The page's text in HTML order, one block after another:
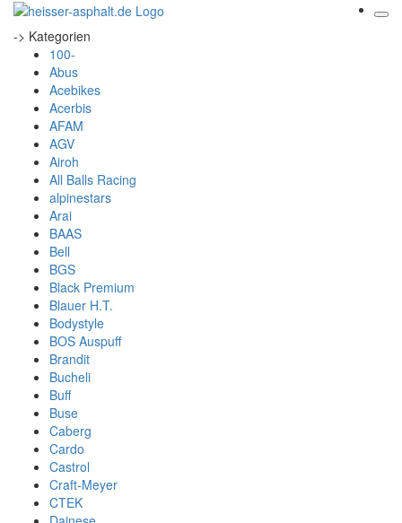
-> Kategorien
100-
Abus
Acebikes
Acerbis
AFAM
AGV
Airoh
All Balls Racing
alpinestars
Arai
BAAS
Bell
BGS
Black Premium
Blauer H.T.
Bodystyle
BOS Auspuff
Brandit
Bucheli
Buff
Buse
Caberg
Cardo
Castrol
Craft-Meyer
CTEK